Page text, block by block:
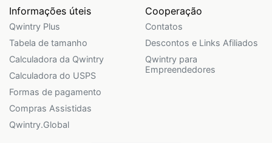
Informações úteis
Qwintry Plus
Tabela de tamanho
Calculadora da Qwintry
Calculadora do USPS
Formas de pagamento
Compras Assistidas
Qwintry.Global
Cooperação
Contatos
Descontos e Links Afiliados
Qwintry para
Empreendedores